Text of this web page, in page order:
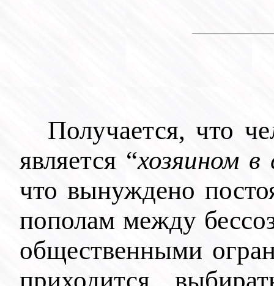
Получается, что
является “хозяином в
что вынуждено
пополам между
общественными